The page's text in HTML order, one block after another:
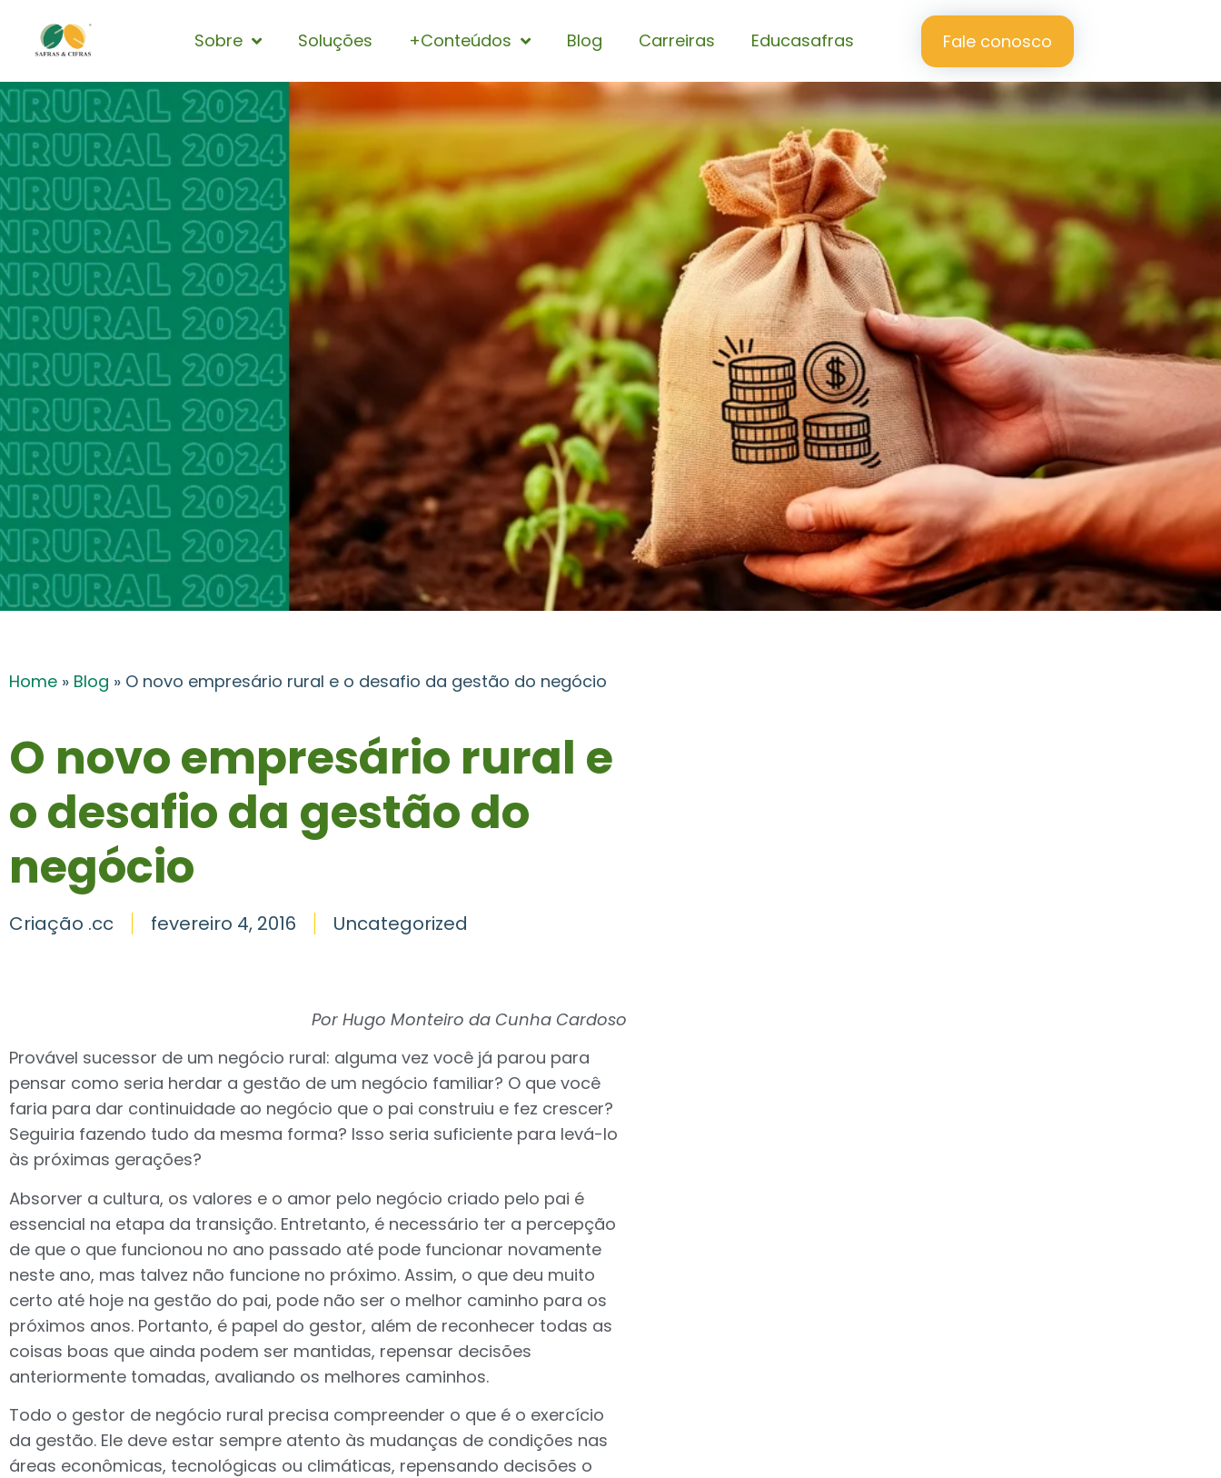
Sobre Soluções +Conteúdos Blog Carreiras Educasafras Fale conosco
Home » Blog » O novo empresário rural e o desafio da gestão do negócio
O novo empresário rural e
o desafio da gestão do
negócio
Criação .cc fevereiro 4, 2016 Uncategorized
Por Hugo Monteiro da Cunha Cardoso
Provável sucessor de um negócio rural: alguma vez você já parou para
pensar como seria herdar a gestão de um negócio familiar? O que você
faria para dar continuidade ao negócio que o pai construiu e fez crescer?
Seguiria fazendo tudo da mesma forma? Isso seria suficiente para levá-lo
às próximas gerações?
Absorver a cultura, os valores e o amor pelo negócio criado pelo pai é
essencial na etapa da transição. Entretanto, é necessário ter a percepção
de que o que funcionou no ano passado até pode funcionar novamente
neste ano, mas talvez não funcione no próximo. Assim, o que deu muito
certo até hoje na gestão do pai, pode não ser o melhor caminho para os
próximos anos. Portanto, é papel do gestor, além de reconhecer todas as
coisas boas que ainda podem ser mantidas, repensar decisões
anteriormente tomadas, avaliando os melhores caminhos.
Todo o gestor de negócio rural precisa compreender o que é o exercício
da gestão. Ele deve estar sempre atento às mudanças de condições nas
áreas econômicas, tecnológicas ou climáticas, repensando decisões o